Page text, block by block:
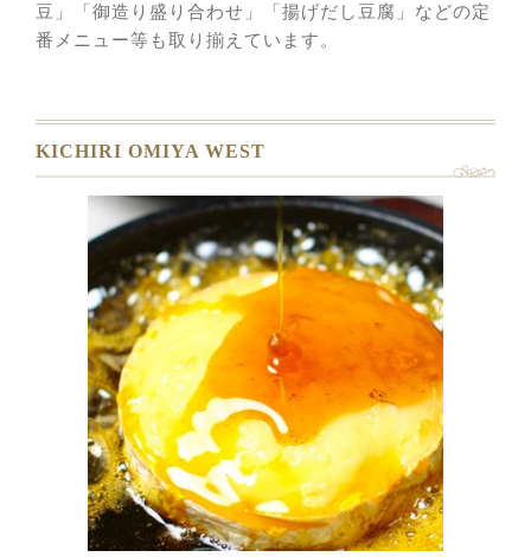
豆」「御造り盛り合わせ」「揚げだし豆腐」などの定
番メニュー等も取り揃えています。
KICHIRI OMIYA WEST